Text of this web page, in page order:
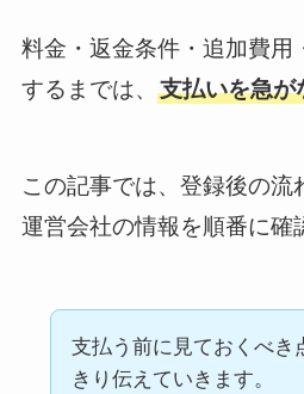
料金・返金条件・追加費用
するまでは、 支払いを急が
この記事では、登録後の流
運営会社の情報を順番に確
支払う前に見ておくべき
きり伝えていきます。